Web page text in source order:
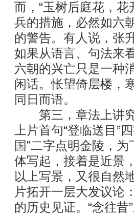
而，“玉树后庭花，
兵的措施，必然如六
的警告。有人说，张
如果从语言、句法来
六朝的兴亡只是一种
闲话。怅望倚层楼，
同日而语。
第三，章法上讲究
上片首句“登临送目”
国”二字点明金陵，
体写起，接着是近景
以上写景，又很自然
片拓开一层大发议论
的历史见证。“念往